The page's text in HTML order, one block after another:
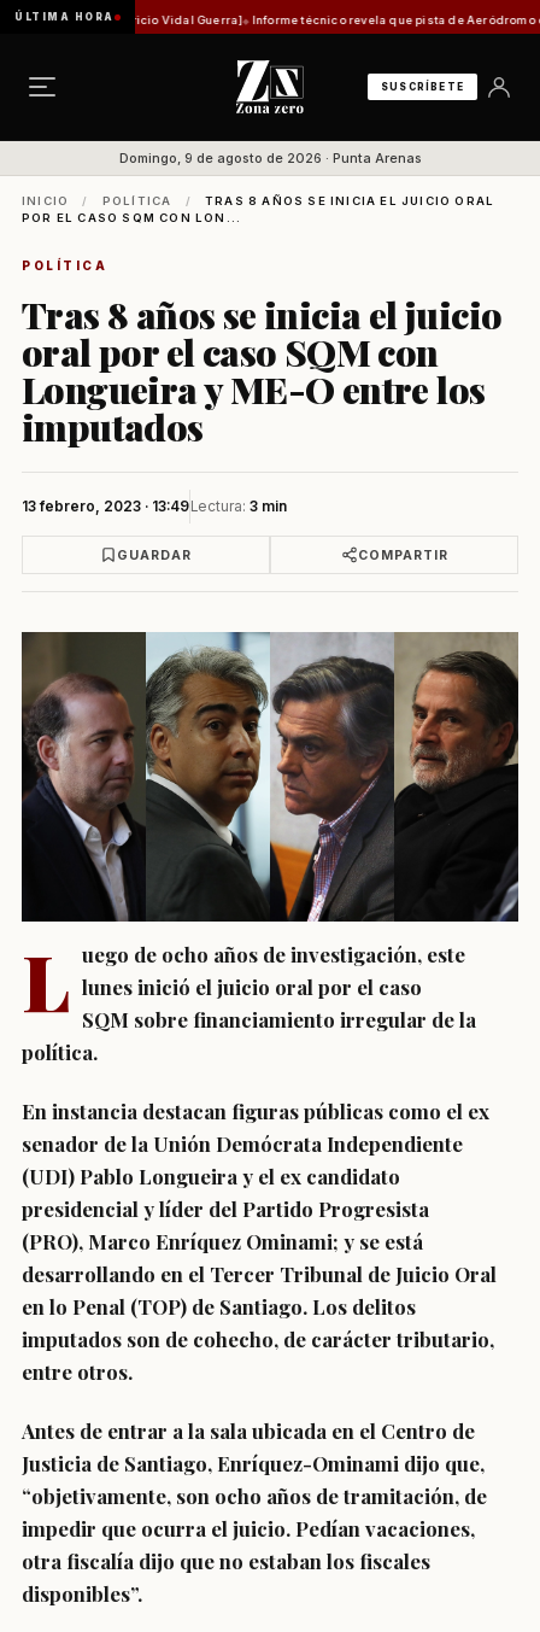
ÚLTIMA HORA
Mauricio Vidal Guerra] Informe técnico revela que pista de Aeródromo de Natales
SUSCRÍBETE
Domingo, 9 de agosto de 2026 · Punta Arenas
INICIO / POLÍTICA /
TRAS 8 AÑOS SE INICIA EL JUICIO ORAL
POR EL CASO SQM CON LON...
POLÍTICA
Tras 8 años se inicia el juicio
oral por el caso SQM con
Longueira y ME-O entre los
imputados
13 febrero, 2023 · 13:49Lectura: 3 min
GUARDAR COMPARTIR
L uego de ocho años de investigación, este
lunes inició el juicio oral por el caso
SQM sobre financiamiento irregular de la
política.
En instancia destacan figuras públicas como el ex
senador de la Unión Demócrata Independiente
(UDI) Pablo Longueira y el ex candidato
presidencial y líder del Partido Progresista
(PRO), Marco Enríquez Ominami; y se está
desarrollando en el Tercer Tribunal de Juicio Oral
en lo Penal (TOP) de Santiago. Los delitos
imputados son de cohecho, de carácter tributario,
entre otros.
Antes de entrar a la sala ubicada en el Centro de
Justicia de Santiago, Enríquez-Ominami dijo que,
“objetivamente, son ocho años de tramitación, de
impedir que ocurra el juicio. Pedían vacaciones,
otra fiscalía dijo que no estaban los fiscales
disponibles”.